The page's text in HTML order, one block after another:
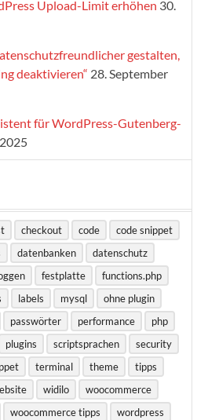
Upload-Limit erhöhen 30.
gestalten,
deaktivieren“ 28. September
für WordPress-Gutenberg-
checkout code
code snippet
datenbanken
datenschutz
festplatte
functions.php
labels mysql
ohne plugin
passwörter performance
php
plugins scriptsprachen
security
terminal theme
tipps
widilo
woocommerce
woocommerce tipps
wordpress